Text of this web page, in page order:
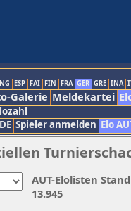
ESP FAI FIN FRA GER GRE INA
Galerie Meldekartei
Spieler anmelden Elo
AUT-Elolisten
13.945